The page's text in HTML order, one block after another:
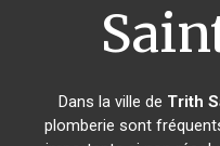
Dans la ville de Trith
plomberie sont